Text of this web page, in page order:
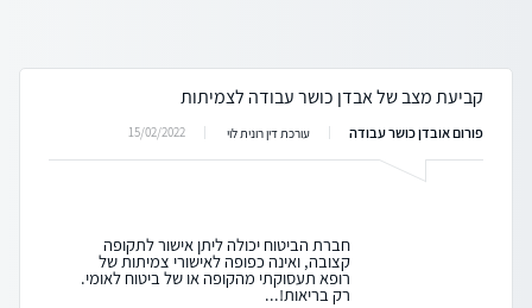
קביעת מצב של אבדן כושר עבודה לצמיתות
פורום אובדן כושר עבודה עורכת דין רונית לוי 15/02/2022
חברת הביטוח יכולה ליתן אישור לתקופה
קצובה, ואינה כפופה לאישורי צמיתות של
רופא תעסוקתי מהקופה או של ביטוח לאומי.
רק בריאות!...